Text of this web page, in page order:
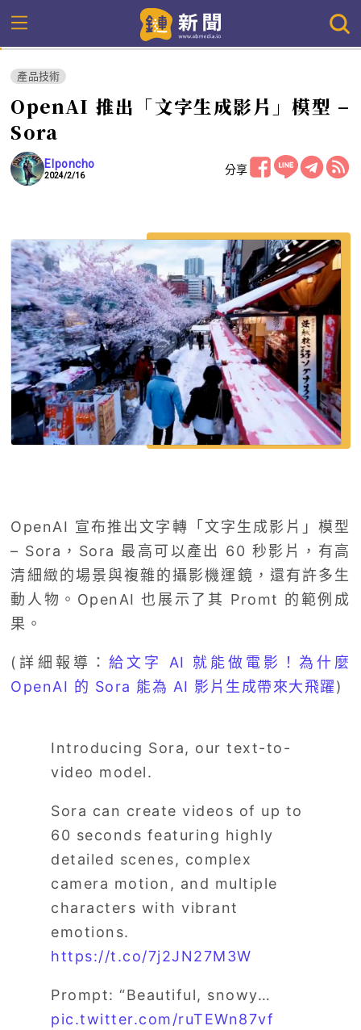
產品技術
OpenAI 推出「文字生成影片」模型 –
Sora
Elponcho
2024/2/16 分享
OpenAI 宣布推出文字轉「文字生成影片」模型
– Sora，Sora 最高可以產出 60 秒影片，有高
清細緻的場景與複雜的攝影機運鏡，還有許多生
動人物。OpenAI 也展示了其 Promt 的範例成
果。
(詳細報導： 給文字 AI 就能做電影！為什麼
OpenAI 的 Sora 能為 AI 影片生成帶來大飛躍)
Introducing Sora, our text-to-
video model.
Sora can create videos of up to
60 seconds featuring highly
detailed scenes, complex
camera motion, and multiple
characters with vibrant
emotions.
https://t.co/7j2JN27M3W
Prompt: “Beautiful, snowy…
pic.twitter.com/ruTEWn87vf